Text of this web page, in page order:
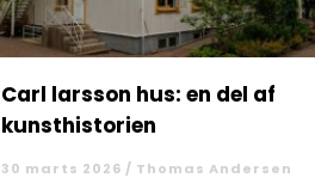
Carl larsson hus: en del af
kunsthistorien
30 marts 2026 / Thomas Andersen